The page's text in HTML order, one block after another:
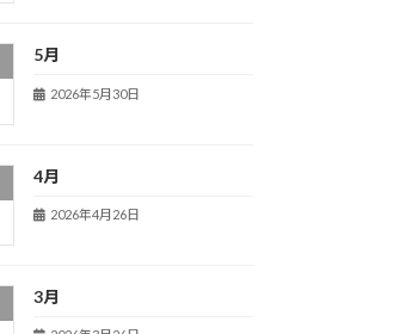
5月
2026年5月30日
4月
2026年4月26日
3月